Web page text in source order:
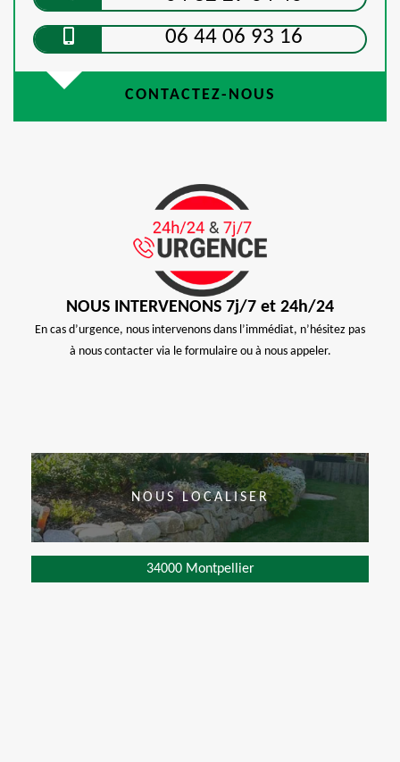
06 44 06 93 16
CONTACTEZ-NOUS
NOUS INTERVENONS 7j/7 et 24h/24
En cas d’urgence, nous intervenons dans l’immédiat, n’hésitez pas
à nous contacter via le formulaire ou à nous appeler.
NOUS LOCALISER
34000 Montpellier